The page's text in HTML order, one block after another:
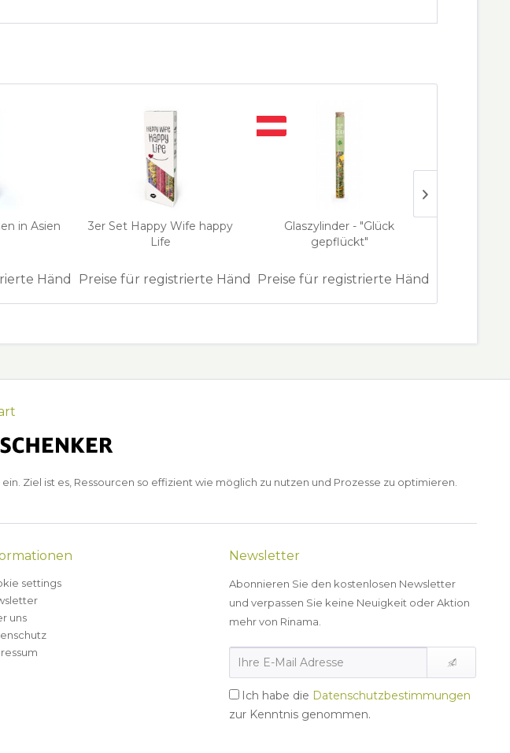
in Asien
Händler
3er Set Happy Wife happy
Life
Preise für registrierte Händler
Glaszylinder - "Glück
gepflückt"
Preise für registrierte Händler
Ziel ist es, Ressourcen so effizient wie möglich zu nutzen und Prozesse zu optimieren.
settings
uns
Newsletter
Abonnieren Sie den kostenlosen Newsletter
und verpassen Sie keine Neuigkeit oder Aktion
mehr von Rinama.
Ich habe die Datenschutzbestimmungen
zur Kenntnis genommen.